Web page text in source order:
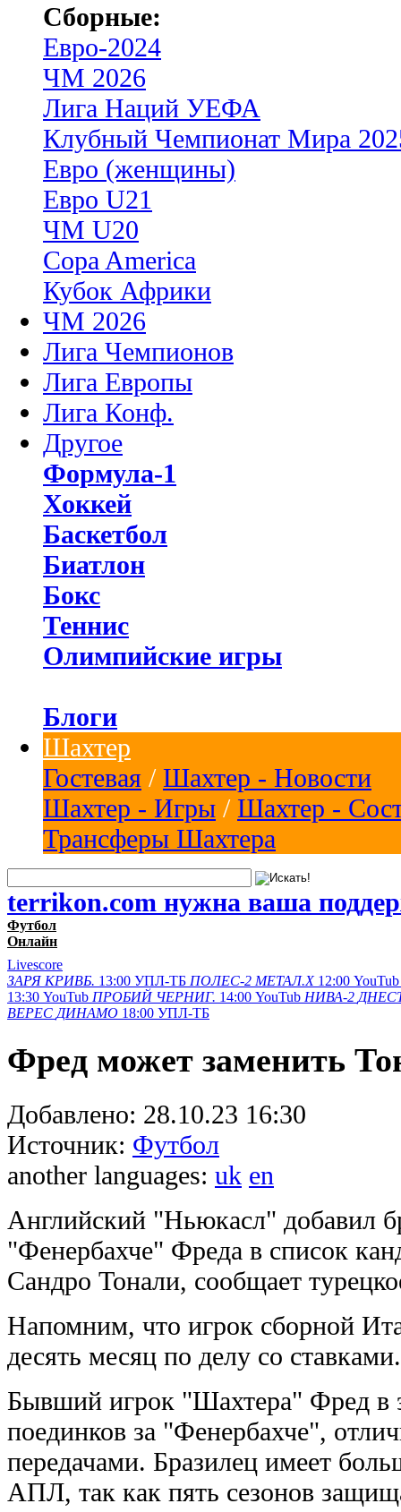
Сборные:
Евро-2024
ЧМ 2026
Лига Наций УЕФА
Клубный Чемпионат Мира
Евро (женщины)
Евро U21
ЧМ U20
Copa America
Кубок Африки
ЧМ 2026
Лига Чемпионов
Лига Европы
Лига Конф.
Другое
Формула-1
Хоккей
Баскетбол
Биатлон
Бокс
Теннис
Олимпийские игры
Блоги
Шахтер
Гостевая / Шахтер - Новости
Шахтер - Игры / Шахтер -
Трансферы Шахтера
terrikon.com нужна ваша
Футбол
Онлайн
Livescore
ЗАРЯ КРИВБ. 13:00 УПЛ-ТБ ПОЛЕС-2 МЕТАЛ.Х 12:00 YouTub
13:30 YouTub ПРОБИЙ ЧЕРНИГ. 14:00 YouTub НИВА-2
ВЕРЕС ДИНАМО 18:00 УПЛ-ТБ
Фред может заменить
Добавлено: 28.10.23 16:30
Источник: Футбол
another languages: uk en
Английский "Ньюкасл" добавил
"Фенербахче" Фреда в список
Сандро Тонали, сообщает
Напомним, что игрок сборной
десять месяц по делу со ставками.
Бывший игрок "Шахтера" Фред в
поединков за "Фенербахче",
передачами. Бразилец имеет
АПЛ, так как пять сезонов